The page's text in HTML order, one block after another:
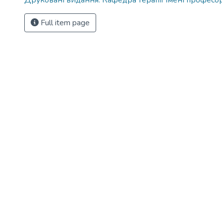
Full item page